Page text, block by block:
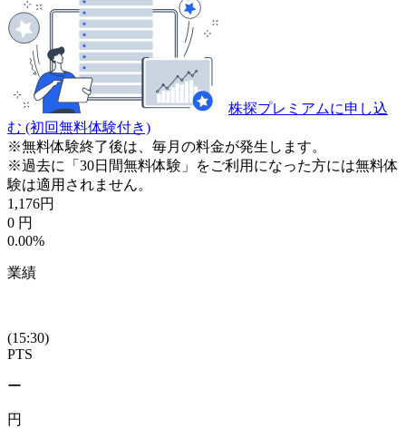
株探プレミアムに申し込
む (初回無料体験付き)
※無料体験終了後は、毎月の料金が発生します。
※過去に「30日間無料体験」をご利用になった方には無料体
験は適用されません。
1,176円
0 円
0.00%
業績
(15:30)
PTS
ー
円